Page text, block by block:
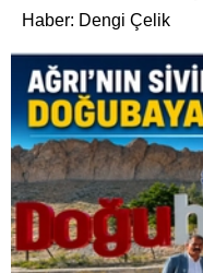
Haber: Dengi Çelik